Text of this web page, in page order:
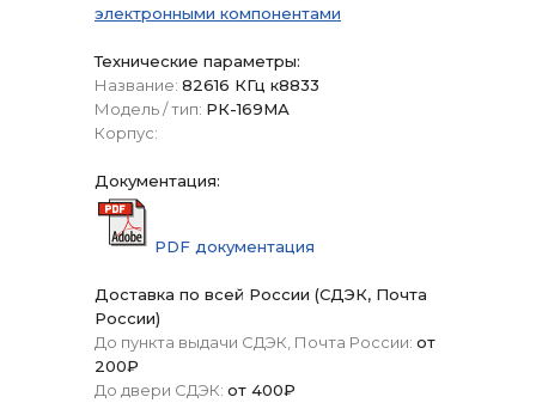
электронными компонентами
Технические параметры:
Название: 82616 КГц к8833
Модель / тип: РК-169МА
Корпус:
Документация:
PDF документация
Доставка по всей России (СДЭК, Почта
России)
До пункта выдачи СДЭК, Почта России: от
200₽
До двери СДЭК: от 400₽